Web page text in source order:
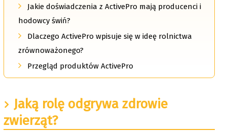
Jakie doświadczenia z ActivePro mają producenci i
hodowcy świń?
Dlaczego ActivePro wpisuje się w ideę rolnictwa
zrównoważonego?
Przegląd produktów ActivePro
Jaką rolę odgrywa zdrowie
zwierząt?